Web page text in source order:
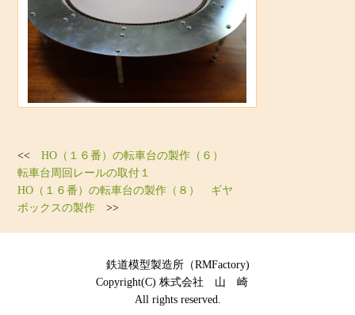
<<HO（１６番）の転車台の製作（６）
転車台周回レールの取付１
HO（１６番）の転車台の製作（８） ギヤ
ボックスの製作 >>
鉄道模型製造所（RMFactory)
Copyright(C) 株式会社 山 崎
All rights reserved.